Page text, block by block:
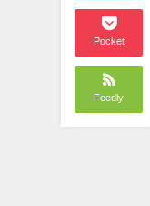
Pocket
Feedly